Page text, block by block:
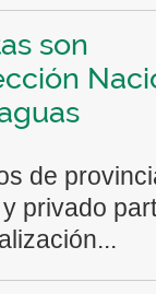
son
de
privado